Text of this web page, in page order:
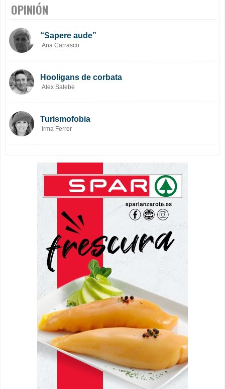
OPINIÓN
“Sapere aude”
Ana Carrasco
Hooligans de corbata
Alex Salebe
Turismofobia
Irma Ferrer